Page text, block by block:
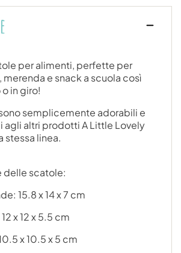
per alimenti, perfette per
merenda e snack a scuola così
in giro!
semplicemente adorabili e
agli altri prodotti A Little Lovely
stessa linea.
delle scatole:
15.8 x 14 x 7 cm
x 12 x 5.5 cm
x 10.5 x 5 cm